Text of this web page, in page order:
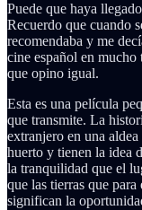
Puede que haya
Recuerdo que cuando
recomendaba y me
cine español en
que opino igual.
Esta es una película
que transmite. La
extranjero en una
huerto y tienen la idea
la tranquilidad que el
que las tierras que
significan la